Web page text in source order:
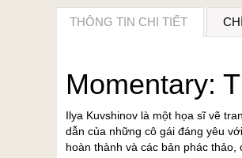
THÔNG TIN CHI TIẾT
Momentary:
Ilya Kuvshinov là một họa sĩ vẽ
dẫn của những cô gái đáng yêu
hoàn thành và các bản phác